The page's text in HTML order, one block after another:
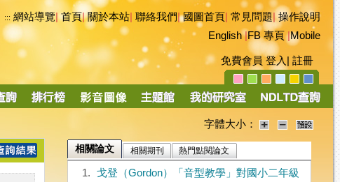
::: 網站導覽|首頁|關於本站 聯絡我們|國圖首頁 常見問題|操作說明
English|FB 專頁|Mobile
免費會員 登入 註冊
字體大小：
相關論文 相關期刊 熱門點閱論文
1.
戈登（Gordon）「音型教學」對國小二年級